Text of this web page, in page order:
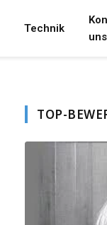
Technik
uns
TOP-